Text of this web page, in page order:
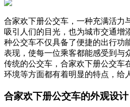
合家欢下册公交车，一种充满活力
吸引人们的目光，也为城市交通增
种公交车不仅具备了便捷的出行功
表现，使每一位乘客都能感受到与
传统的公交车，合家欢下册公交车
环境等方面都有着明显的特点，给
合家欢下册公交车的外观设计